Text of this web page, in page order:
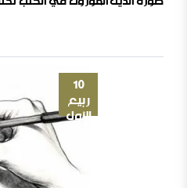
كادت أن تكون هي الباقي الوحيد
10
ربيع
الأول